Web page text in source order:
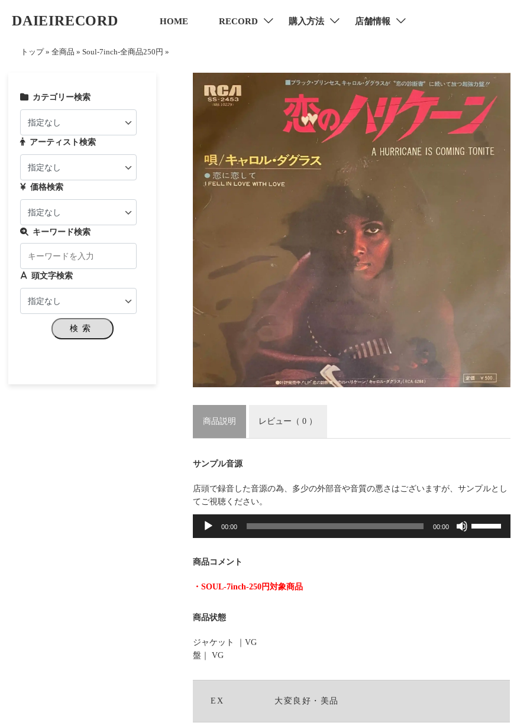
DAIEIRECORD HOME RECORD 購入方法 店舗情報
トップ » 全商品 » Soul-7inch-全商品250円 »
商品説明 レビュー （ 0 ）
サンプル音源
店頭で録音した音源の為、多少の外部音や音質の悪さはございますが、サンプルとし
てご視聴ください。
音
プ
ー
00:00 00:00
商品コメント
・SOUL-7inch-250円対象商品
商品状態
ジャケット ｜VG
盤｜ VG
EX 大変良好・美品
カテゴリー検索
アーティスト検索
価格検索
キーワード検索
頭文字検索
検索